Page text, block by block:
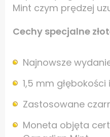
Mint czym prędzej
Cechy specjalne
Najnowsze
1,5 mm
Zastosowane
Moneta objęta